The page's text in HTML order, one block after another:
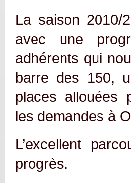
La saison 2010/
avec une
adhérents qui
barre des 150,
places allouées
les demandes à
L’excellent
progrès.